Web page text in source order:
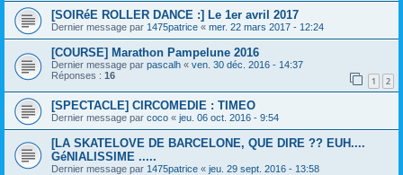
[SOIRéE ROLLER DANCE :] Le 1er avril 2017
Dernier message par 1475patrice « mer. 22 mars 2017 - 12:24
[COURSE] Marathon Pampelune 2016
Dernier message par pascalh « ven. 30 déc. 2016 - 14:37
Réponses : 16 1 2
[SPECTACLE] CIRCOMEDIE : TIMEO
Dernier message par coco « jeu. 06 oct. 2016 - 9:54
[LA SKATELOVE DE BARCELONE, QUE DIRE ?? EUH....
GéNIALISSIME .....
Dernier message par 1475patrice « jeu. 29 sept. 2016 - 13:58